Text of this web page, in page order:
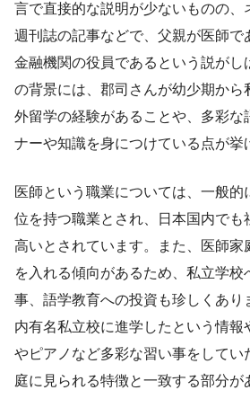
言で直接的な説明が少ないものの、
週刊誌の記事などで、父親が医師で
金融機関の役員であるという説がし
の背景には、郡司さんが幼少期から
外留学の経験があることや、多彩な
ナーや知識を身につけている点が挙
医師という職業については、一般
位を持つ職業とされ、日本国内でも
高いとされています。また、医師家
を入れる傾向があるため、私立学校
事、語学教育への投資も珍しくあり
内有名私立校に進学したという情報
やピアノなど多彩な習い事をしてい
庭に見られる特徴と一致する部分が